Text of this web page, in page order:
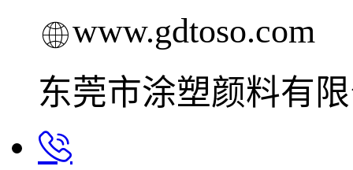
www.gdtoso.com
东莞市涂塑颜料有